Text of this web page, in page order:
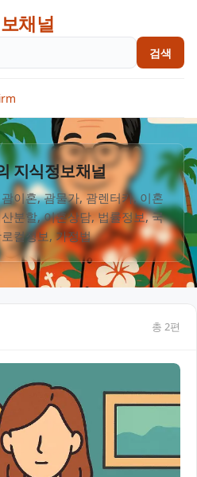
채널
검색
지식정보채널
이혼, 괌물가, 괌렌터카, 이혼
분할, 이혼상담, 법률정보, 국
제이혼, 괌로컬정보, 가정법
총 2편